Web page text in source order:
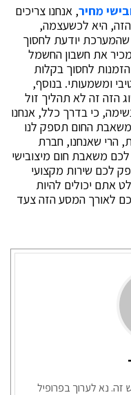
מחיר, אנחנו צריכים
היא לכשעצמה,
יודעת לחסוך
את חשבון החשמל
לחסוך בקלות
ומשמעותי. בנוסף,
הזה זה לא תהליך זול
כי בדרך כלל, אנחנו
החום תספק לנו
הרי שאנחנו, חברת
משאבת חום מיצובישי
לכם שירות מקצועי
אתם יכולים להיות
לאורך המסע הזה צעד
נא לערוך בפרופיל